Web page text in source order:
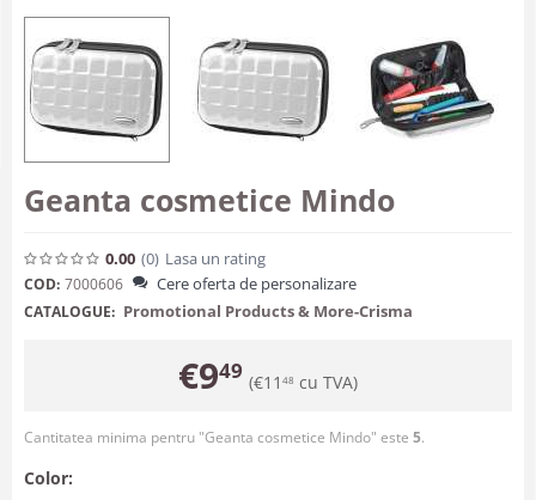
Geanta cosmetice Mindo
0.00 (0) Lasa un rating
COD: 7000606 Cere oferta de personalizare
CATALOGUE: Promotional Products & More-Crisma
€949 (€11 48 cu TVA)
Cantitatea minima pentru "Geanta cosmetice Mindo" este 5.
Color: